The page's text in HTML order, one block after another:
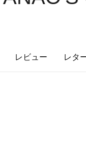
レビュー レタ